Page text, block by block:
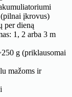
(pilnai įkrovus)
per dieną
1, 2 arba 3 m
g (priklausomai
mažoms ir